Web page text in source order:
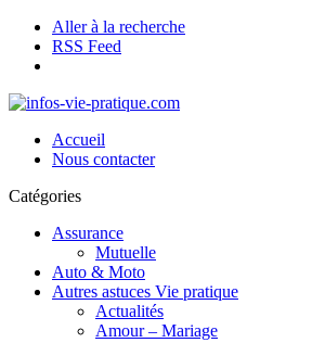
Aller à la recherche
RSS Feed
Accueil
Nous contacter
Catégories
Assurance
Mutuelle
Auto & Moto
Autres astuces Vie pratique
Actualités
Amour – Mariage